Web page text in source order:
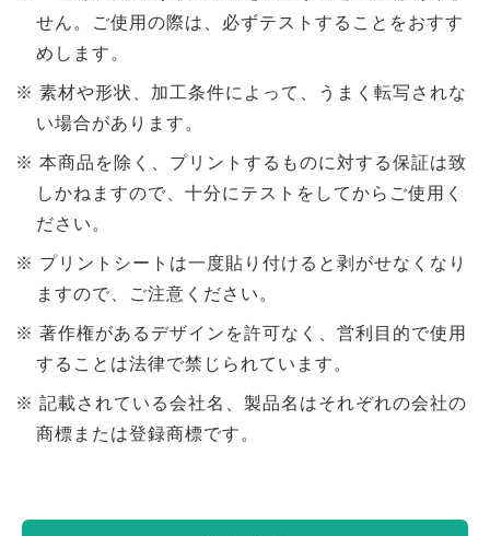
せん。ご使用の際は、必ずテストすることをおすす
めします。
素材や形状、加工条件によって、うまく転写されな
い場合があります。
本商品を除く、プリントするものに対する保証は致
しかねますので、十分にテストをしてからご使用く
ださい。
プリントシートは一度貼り付けると剥がせなくなり
ますので、ご注意ください。
著作権があるデザインを許可なく、営利目的で使用
することは法律で禁じられています。
記載されている会社名、製品名はそれぞれの会社の
商標または登録商標です。